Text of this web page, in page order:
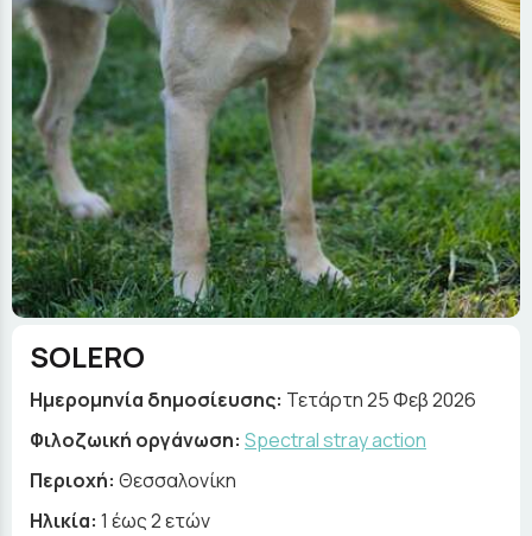
SOLERO
Ημερομηνία δημοσίευσης: Τετάρτη 25 Φεβ 2026
Φιλοζωική οργάνωση: Spectral stray action
Περιοχή: Θεσσαλονίκη
Ηλικία: 1 έως 2 ετών